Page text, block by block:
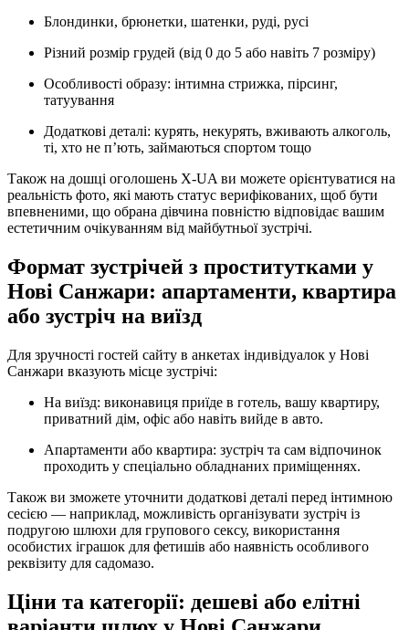
Блондинки, брюнетки, шатенки, руді, русі
Різний розмір грудей (від 0 до 5 або навіть 7 розміру)
Особливості образу: інтимна стрижка, пірсинг,
татуування
Додаткові деталі: курять, некурять, вживають алкоголь,
ті, хто не п’ють, займаються спортом тощо
Також на дошці оголошень X-UA ви можете орієнтуватися на
реальність фото, які мають статус верифікованих, щоб бути
впевненими, що обрана дівчина повністю відповідає вашим
естетичним очікуванням від майбутньої зустрічі.
Формат зустрічей з проститутками у
Нові Санжари: апартаменти, квартира
або зустріч на виїзд
Для зручності гостей сайту в анкетах індивідуалок у Нові
Санжари вказують місце зустрічі:
На виїзд: виконавиця приїде в готель, вашу квартиру,
приватний дім, офіс або навіть вийде в авто.
Апартаменти або квартира: зустріч та сам відпочинок
проходить у спеціально обладнаних приміщеннях.
Також ви зможете уточнити додаткові деталі перед інтимною
сесією — наприклад, можливість організувати зустріч із
подругою шлюхи для групового сексу, використання
особистих іграшок для фетишів або наявність особливого
реквізиту для садомазо.
Ціни та категорії: дешеві або елітні